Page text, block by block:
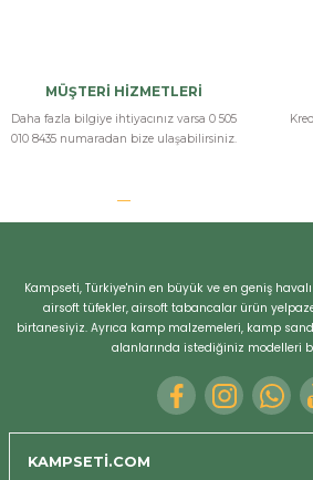
MÜŞTERİ HİZMETLERİ
Daha fazla bilgiye ihtiyacınız varsa 0 505
010 8435 numaradan bize ulaşabilirsiniz.
Kampseti, Türkiye'nin en büyük ve en geniş
airsoft tüfekler, airsoft tabancalar ürün
birtanesiyiz. Ayrıca kamp malzemeleri, kamp
alanlarında istediğiniz modelleri
KAMPSETİ.COM